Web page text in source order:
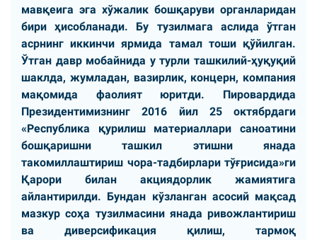
мавқеига эга хўжалик бошқаруви органларидан
бири ҳисобланади. Бу тузилмага аслида ўтган
асрнинг иккинчи ярмида тамал тоши қўйилган.
Ўтган давр мобайнида у турли ташкилий-ҳуқуқий
шаклда, жумладан, вазирлик, концерн, компания
мақомида фаолият юритди. Пировардида
Президентимизнинг 2016 йил 25 октябрдаги
«Республика қурилиш материаллари саноатини
бошқаришни ташкил этишни янада
такомиллаштириш чора-тадбирлари тўғрисида»ги
Қарори билан акциядорлик жамиятига
айлантирилди. Бундан кўзланган асосий мақсад
мазкур соҳа тузилмасини янада ривожлантириш
ва диверсификация қилиш, тармоқ